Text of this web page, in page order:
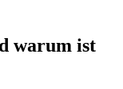
warum ist